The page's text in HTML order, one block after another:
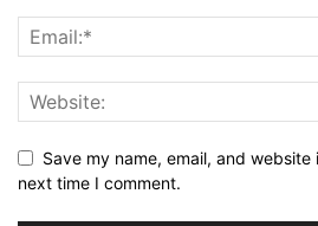
Save my name, email, and
next time I comment.